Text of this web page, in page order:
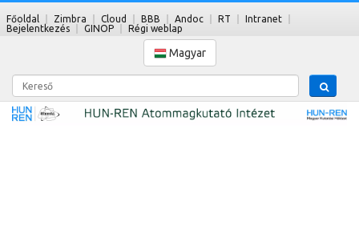
Főoldal Zimbra Cloud BBB Andoc RT
Intranet
Bejelentkezés
GINOP Régi weblap
Magyar
Kereső